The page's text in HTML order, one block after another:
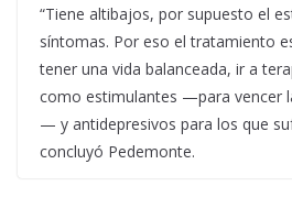
“Tiene altibajos, por supuesto el
síntomas. Por eso el tratamiento
tener una vida balanceada, ir a
como estimulantes —para vencer
— y antidepresivos para los que
concluyó Pedemonte.